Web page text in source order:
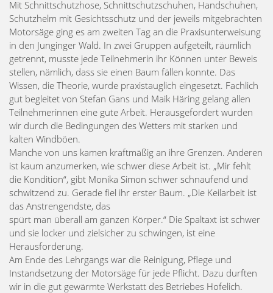
Mit Schnittschutzhose, Schnittschutzschuhen, Handschuhen,
Schutzhelm mit Gesichtsschutz und der jeweils mitgebrachten
Motorsäge ging es am zweiten Tag an die Praxisunterweisung
in den Junginger Wald. In zwei Gruppen aufgeteilt, räumlich
getrennt, musste jede Teilnehmerin ihr Können unter Beweis
stellen, nämlich, dass sie einen Baum fällen konnte. Das
Wissen, die Theorie, wurde praxistauglich eingesetzt. Fachlich
gut begleitet von Stefan Gans und Maik Häring gelang allen
Teilnehmerinnen eine gute Arbeit. Herausgefordert wurden
wir durch die Bedingungen des Wetters mit starken und
kalten Windböen.
Manche von uns kamen kraftmäßig an ihre Grenzen. Anderen
ist kaum anzumerken, wie schwer diese Arbeit ist. „Mir fehlt
die Kondition“, gibt Monika Simon schwer schnaufend und
schwitzend zu. Gerade fiel ihr erster Baum. „Die Keilarbeit ist
das Anstrengendste, das
spürt man überall am ganzen Körper.“ Die Spaltaxt ist schwer
und sie locker und zielsicher zu schwingen, ist eine
Herausforderung.
Am Ende des Lehrgangs war die Reinigung, Pflege und
Instandsetzung der Motorsäge für jede Pflicht. Dazu durften
wir in die gut gewärmte Werkstatt des Betriebes Hofelich.